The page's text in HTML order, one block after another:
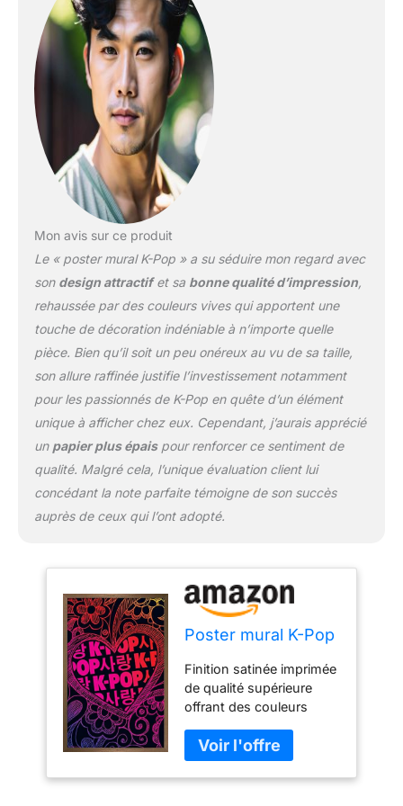
compléter n'importe
quelle décoration de
pièce La construction
légère et facile à
accrocher permet une
installation rapide de
cette affiche encadrée en
utilisant le crochet en
dents de scie attaché
afin que vous puissiez
quelle pièce ; l'affiche
mesure 56,8 x 86,4 cm
et la taille finie est de 61,6
x 90,8 x 1,90,5 cm
Décorez facilement
n'importe quel espace
parfaite pour une fête,
une chambre, une salle
de bain, une chambre
d'enfant, un salon, un
Mon avis sur ce produit
Le « poster mural K-Pop » a su séduire mon regard avec
son design attractifet sa bonne qualité d’impression,
rehaussée par des couleurs vives qui apportent une
touche de décoration indéniable à n’importe quelle
pièce. Bien qu’il soit un peu onéreux au vu de sa taille,
son allure raffinée justifie l’investissement notamment
pour les passionnés de K-Pop en quête d’un élément
unique à afficher chez eux. Cependant, j’aurais apprécié
un papier plus épaispour renforcer ce sentiment de
qualité. Malgré cela, l’unique évaluation client lui
concédant la note parfaite témoigne de son succès
auprès de ceux qui l’ont adopté.
Poster mural K-Pop
Finition satinée imprimée
de qualité supérieure
offrant des couleurs
éblouissement
réfléchissant Le cadre
pour affiche est un